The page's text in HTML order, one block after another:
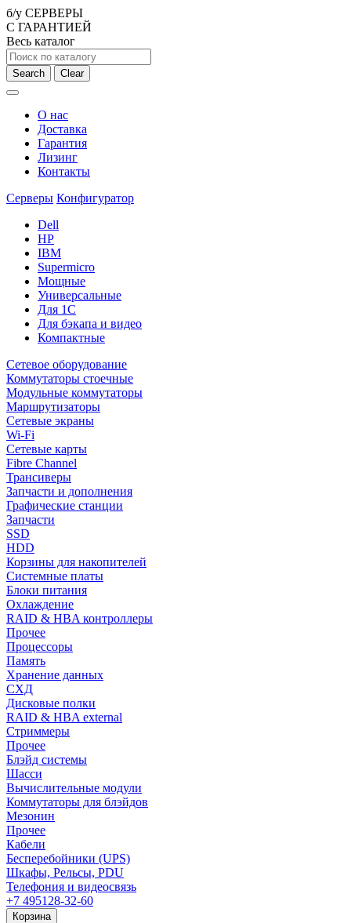
б/у СЕРВЕРЫ
С ГАРАНТИЕЙ
Весь каталог
Search Clear
О нас
Доставка
Гарантия
Лизинг
Контакты
Серверы Конфигуратор
Dell
HP
IBM
Supermicro
Мощные
Универсальные
Для 1С
Для бэкапа и видео
Компактные
Сетевое оборудование
Коммутаторы стоечные
Модульные коммутаторы
Маршрутизаторы
Сетевые экраны
Wi-Fi
Сетевые карты
Fibre Channel
Трансиверы
Запчасти и дополнения
Графические станции
Запчасти
SSD
HDD
Корзины для накопителей
Системные платы
Блоки питания
Охлаждение
RAID & HBA контроллеры
Прочее
Процессоры
Память
Хранение данных
СХД
Дисковые полки
RAID & HBA external
Стриммеры
Прочее
Блэйд системы
Шасси
Вычислительные модули
Коммутаторы для блэйдов
Мезонин
Прочее
Кабели
Бесперебойники (UPS)
Шкафы, Рельсы, PDU
Телефония и видеосвязь
+7 495128-32-60
Корзина